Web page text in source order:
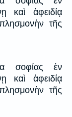
καὶ ἀφειδίᾳ
τῆς
σοφίας ἐν
καὶ ἀφειδίᾳ
τῆς